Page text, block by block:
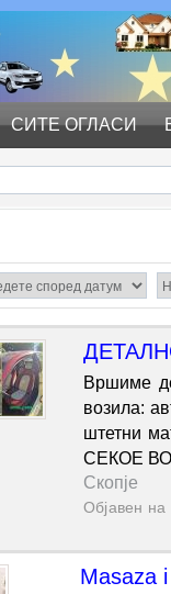
СИТЕ ОГЛАСИ
Вршиме
возила:
штетни
СЕКОЕ
Скопје
Објавен
Masaza